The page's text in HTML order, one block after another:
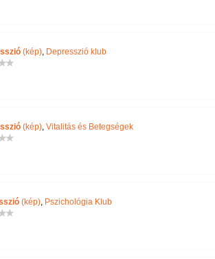
(kép), Depresszió klub
(kép), Vitalitás és Betegségek
(kép), Pszichológia Klub